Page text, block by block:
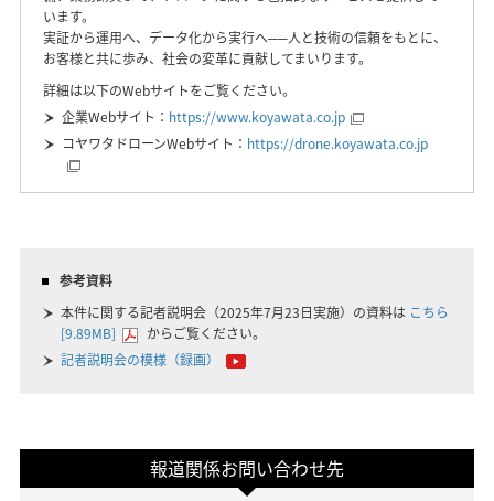
います。
実証から運用へ、データ化から実行へ──人と技術の信頼をもとに、
お客様と共に歩み、社会の変革に貢献してまいります。
詳細は以下のWebサイトをご覧ください。
企業Webサイト： https://www.koyawata.co.jp
コヤワタドローンWebサイト： https://drone.koyawata.co.jp
参考資料
本件に関する記者説明会（2025年7月23日実施）の資料は こちら
[9.89MB]
からご覧ください。
記者説明会の模様（録画）
報道関係お問い合わせ先